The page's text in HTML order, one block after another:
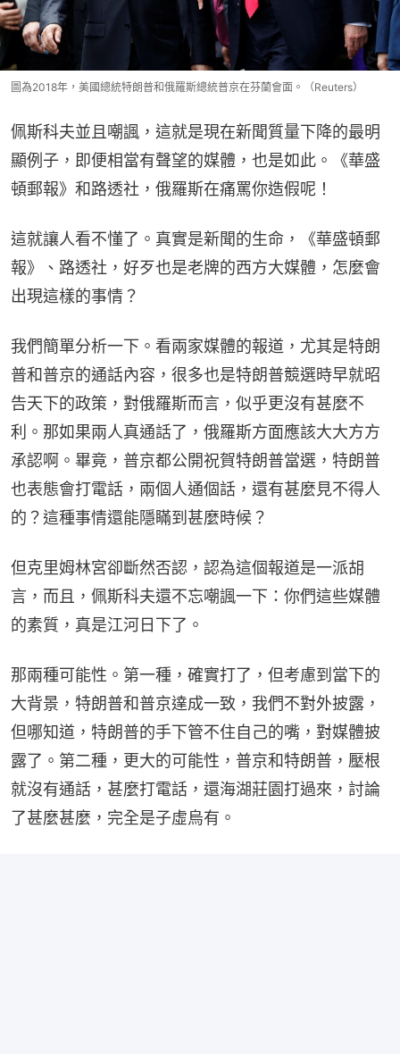
圖為2018年，美國總統特朗普和俄羅斯總統普京在芬蘭會面。（Reuters）
佩斯科夫並且嘲諷，這就是現在新聞質量下降的最明
顯例子，即便相當有聲望的媒體，也是如此。《華盛
頓郵報》和路透社，俄羅斯在痛罵你造假呢！
這就讓人看不懂了。真實是新聞的生命，《華盛頓郵
報》、路透社，好歹也是老牌的西方大媒體，怎麼會
出現這樣的事情？
我們簡單分析一下。看兩家媒體的報道，尤其是特朗
普和普京的通話內容，很多也是特朗普競選時早就昭
告天下的政策，對俄羅斯而言，似乎更沒有甚麼不
利。那如果兩人真通話了，俄羅斯方面應該大大方方
承認啊。畢竟，普京都公開祝賀特朗普當選，特朗普
也表態會打電話，兩個人通個話，還有甚麼見不得人
的？這種事情還能隱瞞到甚麼時候？
但克里姆林宮卻斷然否認，認為這個報道是一派胡
言，而且，佩斯科夫還不忘嘲諷一下：你們這些媒體
的素質，真是江河日下了。
那兩種可能性。第一種，確實打了，但考慮到當下的
大背景，特朗普和普京達成一致，我們不對外披露，
但哪知道，特朗普的手下管不住自己的嘴，對媒體披
露了。第二種，更大的可能性，普京和特朗普，壓根
就沒有通話，甚麼打電話，還海湖莊園打過來，討論
了甚麼甚麼，完全是子虛烏有。